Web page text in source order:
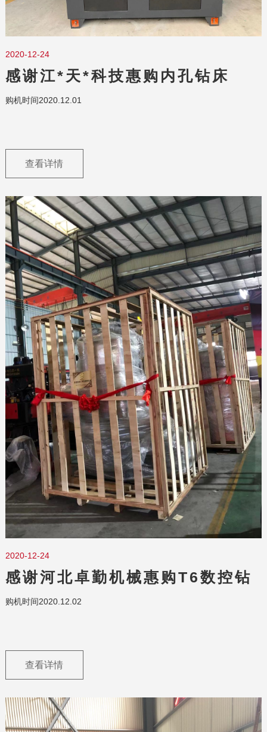
2020-12-24
感谢江*天*科技惠购内孔钻床
NKZ-60/70两台
购机时间2020.12.01
查看详情
2020-12-24
感谢河北卓勤机械惠购T6数控钻
攻机/数控双头钻/圆钢中心孔钻床
购机时间2020.12.02
查看详情